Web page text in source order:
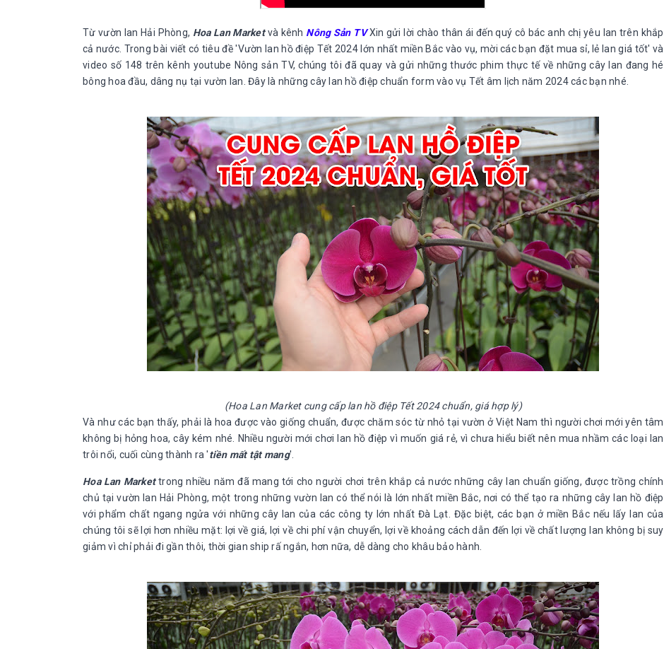
Từ vườn lan Hải Phòng, Hoa Lan Marketvà kênh Nông Sản TVXin gửi lời chào thân ái đến quý cô bác anh chị yêu lan trên khắp
cả nước. Trong bài viết có tiêu đề 'Vườn lan hồ điệp Tết 2024 lớn nhất miền Bắc vào vụ, mời các bạn đặt mua sỉ, lẻ lan giá tốt' và
video số 148 trên kênh youtube Nông sản TV, chúng tôi đã quay và gửi những thước phim thực tế về những cây lan đang hé
bông hoa đầu, dâng nụ tại vườn lan. Đây là những cây lan hồ điệp chuẩn form vào vụ Tết âm lịch năm 2024 các bạn nhé.
(Hoa Lan Market cung cấp lan hồ điệp Tết 2024 chuẩn, giá hợp lý)
Và như các bạn thấy, phải là hoa được vào giống chuẩn, được chăm sóc từ nhỏ tại vườn ở Việt Nam thì người chơi mới yên tâm
không bị hỏng hoa, cây kém nhé. Nhiều người mới chơi lan hồ điệp vì muốn giá rẻ, vì chưa hiểu biết nên mua nhầm các loại lan
trôi nổi, cuối cùng thành ra 'tiền mất tật mang'.
Hoa Lan Markettrong nhiều năm đã mang tới cho người chơi trên khắp cả nước những cây lan chuẩn giống, được trồng chính
chủ tại vườn lan Hải Phòng, một trong những vườn lan có thể nói là lớn nhất miền Bắc, nơi có thể tạo ra những cây lan hồ điệp
với phẩm chất ngang ngửa với những cây lan của các công ty lớn nhất Đà Lạt. Đặc biệt, các bạn ở miền Bắc nếu lấy lan của
chúng tôi sẽ lợi hơn nhiều mặt: lợi về giá, lợi về chi phí vận chuyển, lợi về khoảng cách dẫn đến lợi về chất lượng lan không bị suy
giảm vì chỉ phải đi gần thôi, thời gian ship rấ ngắn, hơn nữa, dễ dàng cho khâu bảo hành.